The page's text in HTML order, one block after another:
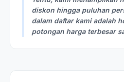
diskon hingga puluhan
dalam daftar kami adalah
potongan harga terbesar